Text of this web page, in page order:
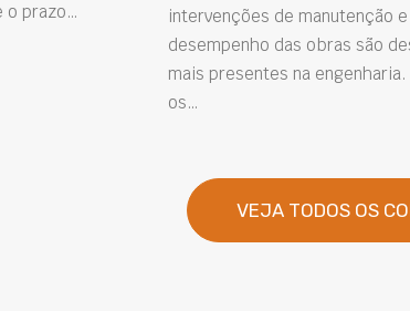
o prazo…
intervenções de manutenção
desempenho das obras são
mais presentes na
os…
VEJA TODOS OS